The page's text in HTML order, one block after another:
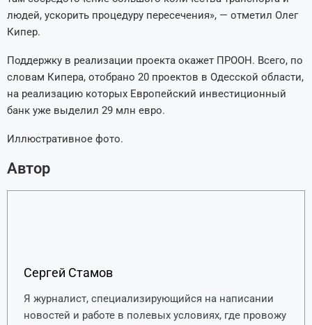
людей, ускорить процедуру пересечения», — отметил Олег
Кипер.
Поддержку в реализации проекта окажет ПРООН. Всего, по
словам Кипера, отобрано 20 проектов в Одесской области,
на реализацию которых Европейский инвестиционный
банк уже выделил 29 млн евро.
Иллюстративное фото.
Автор
Сергей Стамов
Я журналист, специализирующийся на написании
новостей и работе в полевых условиях, где провожу